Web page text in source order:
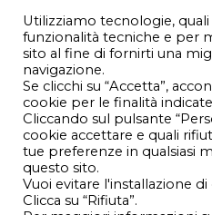
Termini e
Privacy e
Impostazioni
Utilizziamo tecnologie,
funzionalità tecniche e per
sito al fine di fornirti una
navigazione.
Se clicchi su “Accetta”,
cookie per le finalità
Cliccando sul pulsante
cookie accettare e quali
tue preferenze in qualsiasi
questo sito.
Vuoi evitare l'installazione
Clicca su “Rifiuta”.